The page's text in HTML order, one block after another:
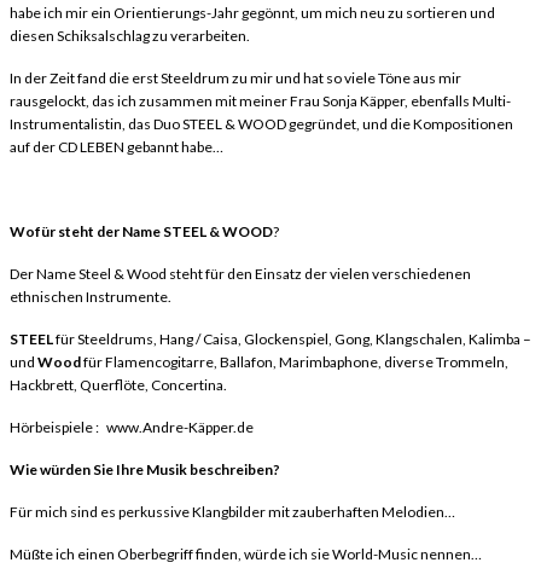
habe ich mir ein Orientierungs-Jahr gegönnt, um mich neu zu sortieren und
diesen Schiksalschlag zu verarbeiten.
In der Zeit fand die erst Steeldrum zu mir und hat so viele Töne aus mir
rausgelockt, das ich zusammen mit meiner Frau Sonja Käpper, ebenfalls Multi-
Instrumentalistin, das Duo STEEL & WOOD gegründet, und die Kompositionen
auf der CD LEBEN gebannt habe…
Wofür steht der Name STEEL & WOOD?
Der Name Steel & Wood steht für den Einsatz der vielen verschiedenen
ethnischen Instrumente.
STEELfür Steeldrums, Hang / Caisa, Glockenspiel, Gong, Klangschalen, Kalimba –
und Woodfür Flamencogitarre, Ballafon, Marimbaphone, diverse Trommeln,
Hackbrett, Querflöte , Concertina.
Hörbeispiele : www.Andre-Käpper.de
Wie würden Sie Ihre Musik beschreiben?
Für mich sind es perkussive Klangbilder mit zauberhaften Melodien…
Müßte ich einen Oberbegriff finden, würde ich sie World-Music nennen…